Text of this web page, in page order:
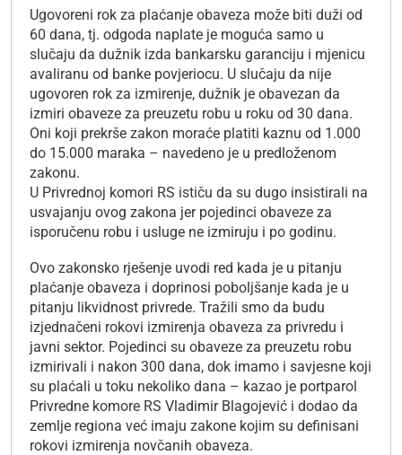
Ugovoreni rok za plaćanje obaveza može biti duži od
60 dana, tj. odgoda naplate je moguća samo u
slučaju da dužnik izda bankarsku garanciju i mjenicu
avaliranu od banke povjeriocu. U slučaju da nije
ugovoren rok za izmirenje, dužnik je obavezan da
izmiri obaveze za preuzetu robu u roku od 30 dana.
Oni koji prekrše zakon moraće platiti kaznu od 1.000
do 15.000 maraka – navedeno je u predloženom
zakonu.
U Privrednoj komori RS ističu da su dugo insistirali na
usvajanju ovog zakona jer pojedinci obaveze za
isporučenu robu i usluge ne izmiruju i po godinu.
Ovo zakonsko rješenje uvodi red kada je u pitanju
plaćanje obaveza i doprinosi poboljšanje kada je u
pitanju likvidnost privrede. Tražili smo da budu
izjednačeni rokovi izmirenja obaveza za privredu i
javni sektor. Pojedinci su obaveze za preuzetu robu
izmirivali i nakon 300 dana, dok imamo i savjesne koji
su plaćali u toku nekoliko dana – kazao je portparol
Privredne komore RS Vladimir Blagojević i dodao da
zemlje regiona već imaju zakone kojim su definisani
rokovi izmirenja novčanih obaveza.